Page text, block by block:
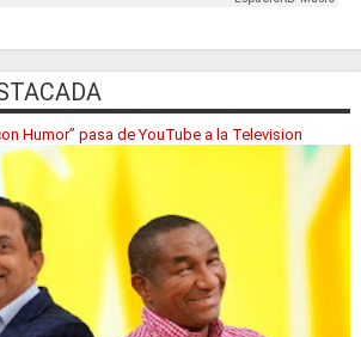
Humor” pasa de YouTube a la Television